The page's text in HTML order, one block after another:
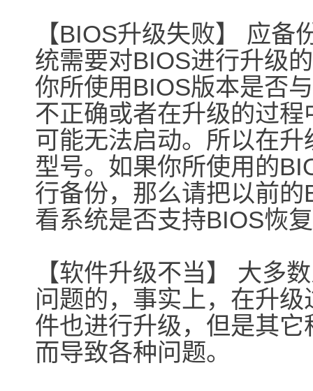
【BIOS升级失败】 应
统需要对BIOS进行升级
你所使用BIOS版本是否
不正确或者在升级的过
可能无法启动。所以在
型号。如果你所使用的
行备份，那么请把以前
看系统是否支持BIOS恢
【软件升级不当】 大多
问题的，事实上，在升
件也进行升级，但是其
而导致各种问题。